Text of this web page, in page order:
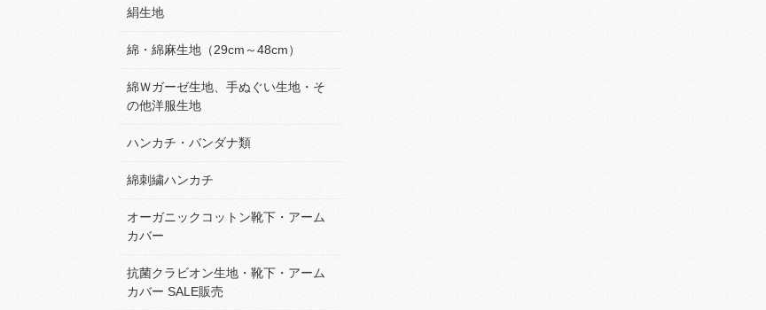
絹生地
綿・綿麻生地（29cm～48cm）
綿Ｗガーゼ生地、手ぬぐい生地・そ
の他洋服生地
ハンカチ・バンダナ類
綿刺繍ハンカチ
オーガニックコットン靴下・アーム
カバー
抗菌クラビオン生地・靴下・アーム
カバー SALE販売